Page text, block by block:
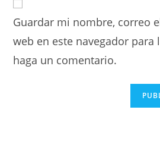
Guardar mi nombre, correo
web en este navegador para
haga un comentario.